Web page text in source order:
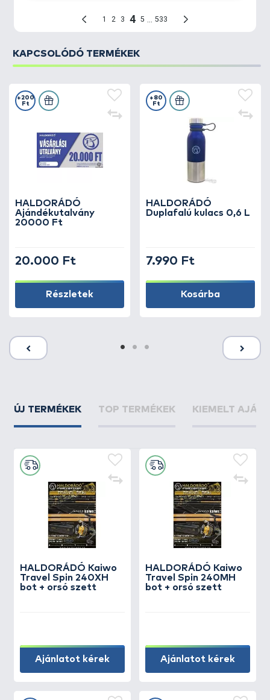
KAPCSOLÓDÓ TERMÉKEK
HALDORÁDÓ
Ajándékutalvány
20000 Ft
+200
Ft
20.000 Ft
Részletek
HALDORÁDÓ
Duplafalú kulacs 0,6 L
+80
Ft
7.990 Ft
Kosárba
ÚJ TERMÉKEK TOP TERMÉKEK KIEMELT
HALDORÁDÓ Kaiwo
Travel Spin 240XH
bot + orsó szett
Ajánlatot kérek
HALDORÁDÓ Kaiwo
Travel Spin 240MH
bot + orsó szett
Ajánlatot kérek